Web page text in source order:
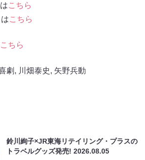
こちら
こちら
こちら
劇 , 川畑泰史, ⽮野兵動
鈴川絢子×JR東海リテイリング・プラスの
トラベルグッズ発売!2026.08.05